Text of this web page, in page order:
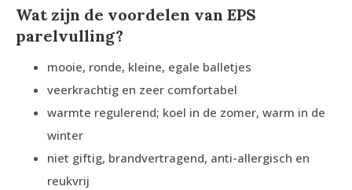
Wat zijn de voordelen van EPS
parelvulling?
mooie, ronde, kleine, egale balletjes
veerkrachtig en zeer comfortabel
warmte regulerend; koel in de zomer, warm in de
winter
niet giftig, brandvertragend, anti-allergisch en
reukvrij